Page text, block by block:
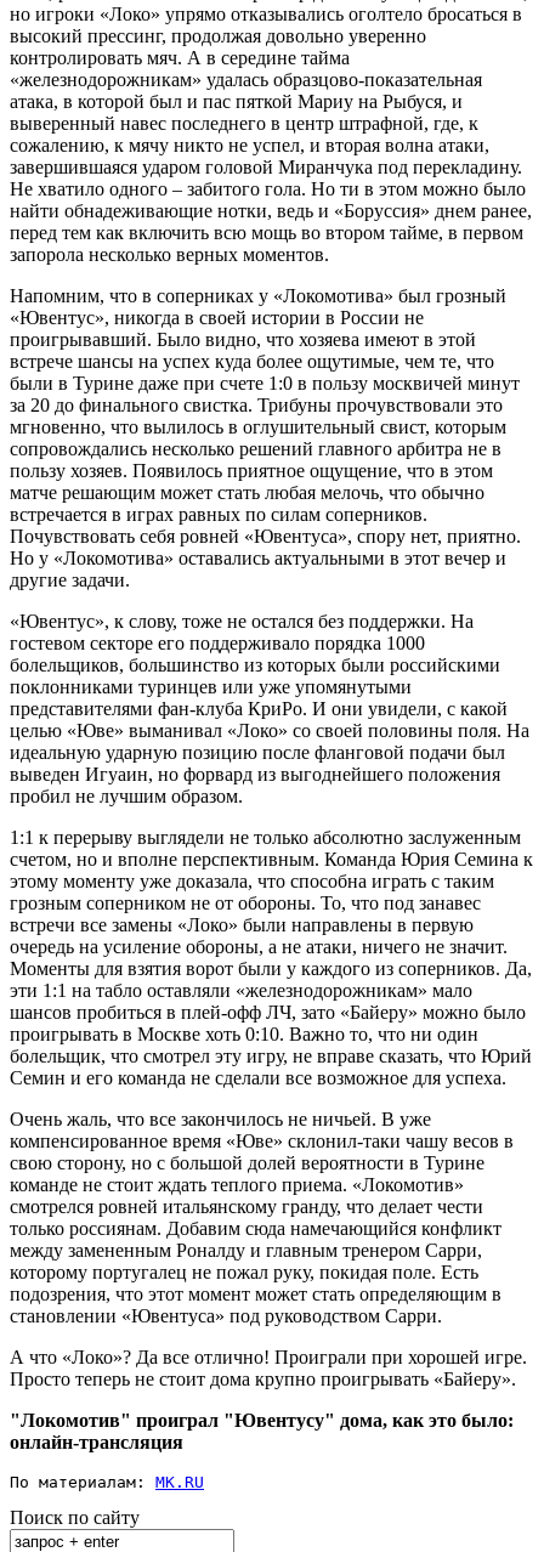
но игроки «Локо» упрямо отказывались оголтело бросаться в
высокий прессинг, продолжая довольно уверенно
контролировать мяч. А в середине тайма
«железнодорожникам» удалась образцово-показательная
атака, в которой был и пас пяткой Мариу на Рыбуся, и
выверенный навес последнего в центр штрафной, где, к
сожалению, к мячу никто не успел, и вторая волна атаки,
завершившаяся ударом головой Миранчука под перекладину.
Не хватило одного – забитого гола. Но ти в этом можно было
найти обнадеживающие нотки, ведь и «Боруссия» днем ранее,
перед тем как включить всю мощь во втором тайме, в первом
запорола несколько верных моментов.
Напомним, что в соперниках у «Локомотива» был грозный
«Ювентус», никогда в своей истории в России не
проигрывавший. Было видно, что хозяева имеют в этой
встрече шансы на успех куда более ощутимые, чем те, что
были в Турине даже при счете 1:0 в пользу москвичей минут
за 20 до финального свистка. Трибуны прочувствовали это
мгновенно, что вылилось в оглушительный свист, которым
сопровождались несколько решений главного арбитра не в
пользу хозяев. Появилось приятное ощущение, что в этом
матче решающим может стать любая мелочь, что обычно
встречается в играх равных по силам соперников.
Почувствовать себя ровней «Ювентуса», спору нет, приятно.
Но у «Локомотива» оставались актуальными в этот вечер и
другие задачи.
«Ювентус», к слову, тоже не остался без поддержки. На
гостевом секторе его поддерживало порядка 1000
болельщиков, большинство из которых были российскими
поклонниками туринцев или уже упомянутыми
представителями фан-клуба КриРо. И они увидели, с какой
целью «Юве» выманивал «Локо» со своей половины поля. На
идеальную ударную позицию после фланговой подачи был
выведен Игуаин, но форвард из выгоднейшего положения
пробил не лучшим образом.
1:1 к перерыву выглядели не только абсолютно заслуженным
счетом, но и вполне перспективным. Команда Юрия Семина к
этому моменту уже доказала, что способна играть с таким
грозным соперником не от обороны. То, что под занавес
встречи все замены «Локо» были направлены в первую
очередь на усиление обороны, а не атаки, ничего не значит.
Моменты для взятия ворот были у каждого из соперников. Да,
эти 1:1 на табло оставляли «железнодорожникам» мало
шансов пробиться в плей-офф ЛЧ, зато «Байеру» можно было
проигрывать в Москве хоть 0:10. Важно то, что ни один
болельщик, что смотрел эту игру, не вправе сказать, что Юрий
Семин и его команда не сделали все возможное для успеха.
Очень жаль, что все закончилось не ничьей. В уже
компенсированное время «Юве» склонил-таки чашу весов в
свою сторону, но с большой долей вероятности в Турине
команде не стоит ждать теплого приема. «Локомотив»
смотрелся ровней итальянскому гранду, что делает чести
только россиянам. Добавим сюда намечающийся конфликт
между замененным Роналду и главным тренером Сарри,
которому португалец не пожал руку, покидая поле. Есть
подозрения, что этот момент может стать определяющим в
становлении «Ювентуса» под руководством Сарри.
А что «Локо»? Да все отлично! Проиграли при хорошей игре.
Просто теперь не стоит дома крупно проигрывать «Байеру».
"Локомотив" проиграл "Ювентусу" дома, как это было:
онлайн-трансляция
По материалам: MK.RU
Поиск по сайту